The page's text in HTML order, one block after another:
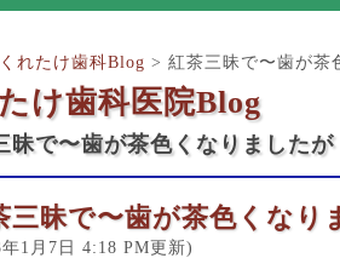
くれたけ歯科Blog > 紅茶三昧で〜歯が茶
け歯科医院Blog
昧で〜歯が茶色くなりましたが
三昧で〜歯が茶色くなり
1月7日 4:18 PM更新)